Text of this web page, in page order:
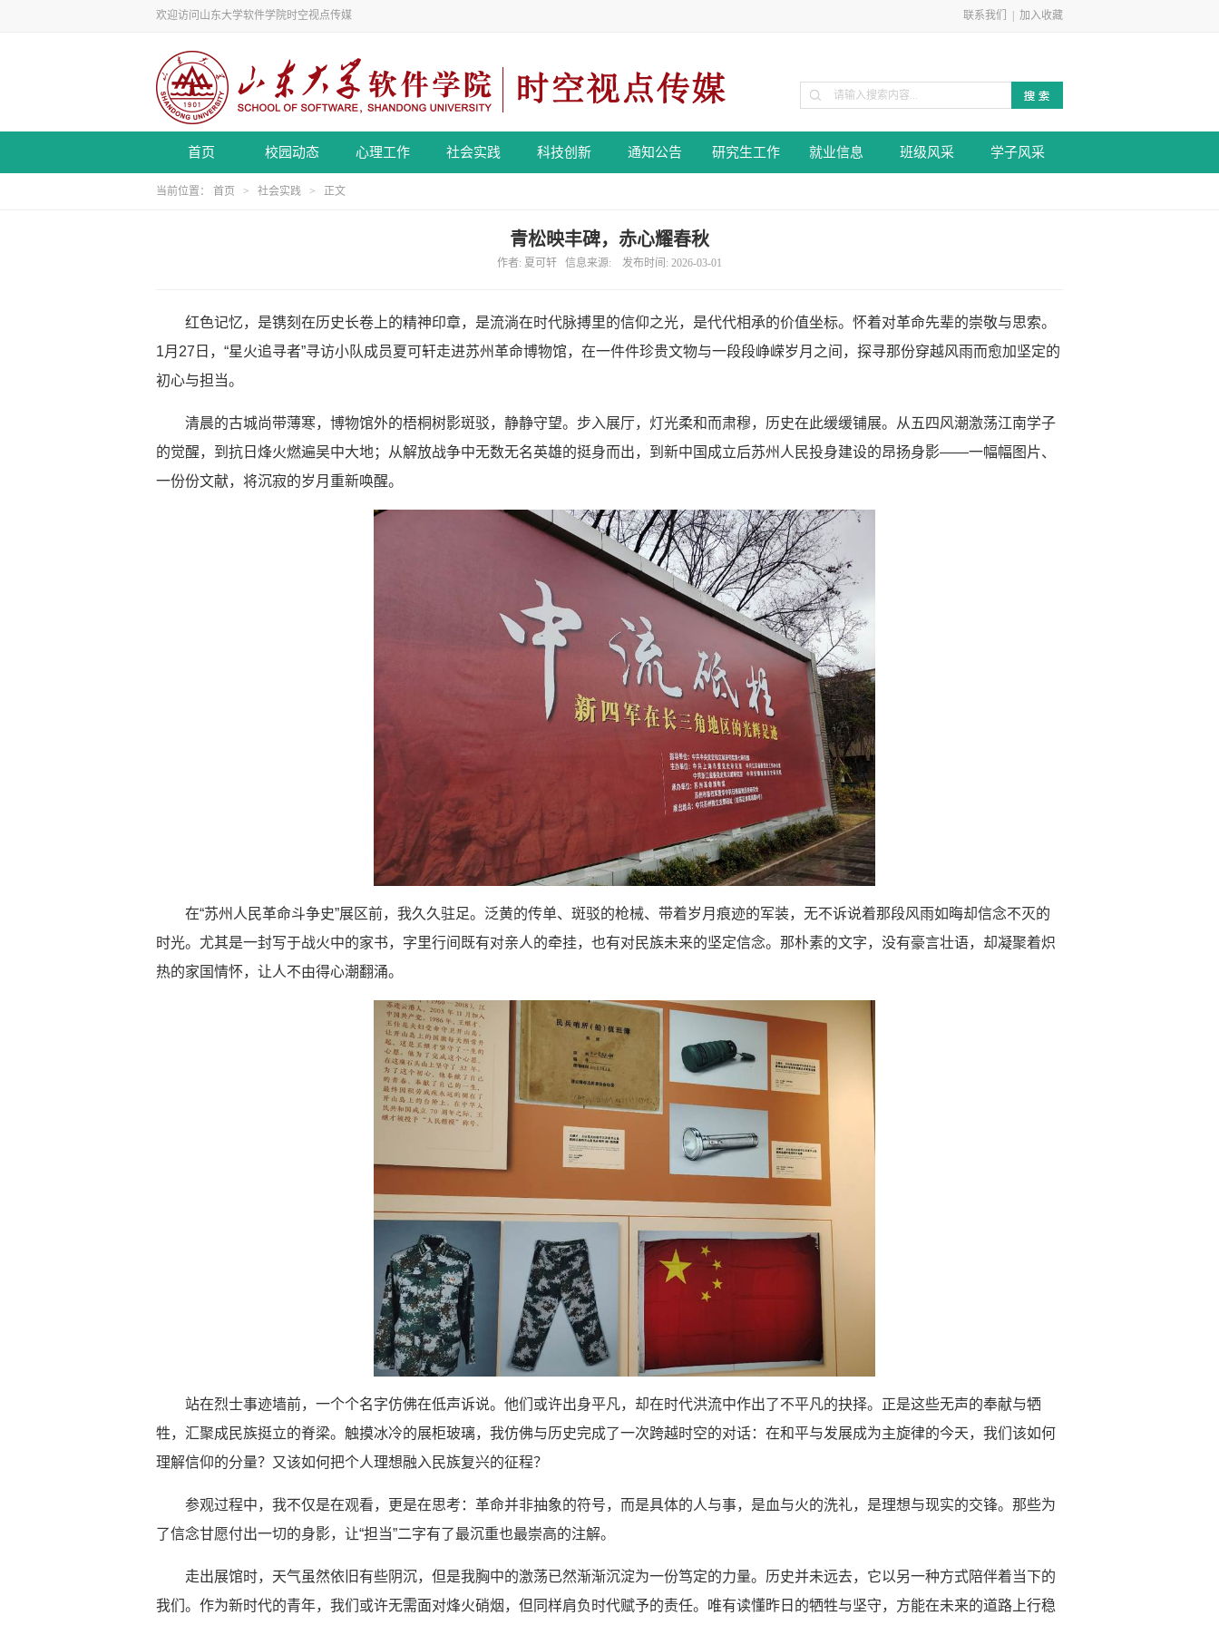
欢迎访问山东大学软件学院时空视点传媒 联系我们 加入收藏
首页 校园动态 心理工作 社会实践 科技创新 通知公告 研究生工作 就业信息 班级风采 学子风采
当前位置： 首页 > 社会实践 > 正文
青松映丰碑，赤心耀春秋
作者: 夏可轩 信息来源: 发布时间: 2026-03-01
红色记忆，是镌刻在历史长卷上的精神印章，是流淌在时代脉搏里的信仰之光，是代代相承的价值坐标。怀着对革命先辈的崇敬与思索。
1月 27 日， “星火追寻者”寻访小队成员夏可轩走进苏州革命博物馆，在一件件珍贵文物与一段段峥嵘岁月之间，探寻那份穿越风雨而愈加坚定的
初心与担当。
清晨的古城尚带薄寒，博物馆外的梧桐树影斑驳，静静守望。步入展厅，灯光柔和而肃穆，历史在此缓缓铺展。从五四风潮激荡江南学子
的觉醒，到抗日烽火燃遍吴中大地；从解放战争中无数无名英雄的挺身而出，到新中国成立后苏州人民投身建设的昂扬身影——一幅幅图片、
一份份文献，将沉寂的岁月重新唤醒。
在“苏州人民革命斗争史”展区前，我久久驻足。泛黄的传单、斑驳的枪械、带着岁月痕迹的军装，无不诉说着那段风雨如晦却信念不灭的
时光。尤其是一封写于战火中的家书，字里行间既有对亲人的牵挂，也有对民族未来的坚定信念。那朴素的文字，没有豪言壮语，却凝聚着炽
热的家国情怀，让人不由得心潮翻涌。
站在烈士事迹墙前，一个个名字仿佛在低声诉说。他们或许出身平凡，却在时代洪流中作出了不平凡的抉择。正是这些无声的奉献与牺
牲，汇聚成民族挺立的脊梁。触摸冰冷的展柜玻璃，我仿佛与历史完成了一次跨越时空的对话：在和平与发展成为主旋律的今天，我们该如何
理解信仰的分量？又该如何把个人理想融入民族复兴的征程？
参观过程中，我不仅是在观看，更是在思考：革命并非抽象的符号，而是具体的人与事，是血与火的洗礼，是理想与现实的交锋。那些为
了信念甘愿付出一切的身影，让“担当”二字有了最沉重也最崇高的注解。
走出展馆时，天气虽然依旧有些阴沉，但是我胸中的激荡已然渐渐沉淀为一份笃定的力量。历史并未远去，它以另一种方式陪伴着当下的
我们。作为新时代的青年，我们或许无需面对烽火硝烟，但同样肩负时代赋予的责任。唯有读懂昨日的牺牲与坚守，方能在未来的道路上行稳